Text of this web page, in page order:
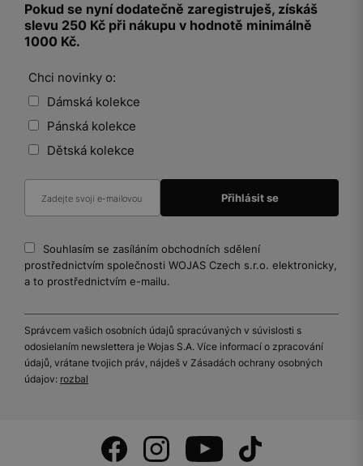
Pokud se nyní dodatečně zaregistruješ, získáš
slevu 250 Kč při nákupu v hodnotě minimálně
1000 Kč.
Chci novinky o:
Dámská kolekce
Pánská kolekce
Dětská kolekce
Souhlasím se zasíláním obchodních sdělení
prostřednictvím společnosti WOJAS Czech s.r.o. elektronicky,
a to prostřednictvím e-mailu.
Správcem vašich osobních údajů spracúvaných v súvislosti s
odosielaním newslettera je Wojas S.A. Více informací o zpracování
údajů, vrátane tvojich práv, nájdeš v Zásadách ochrany osobných
údajov: rozbal